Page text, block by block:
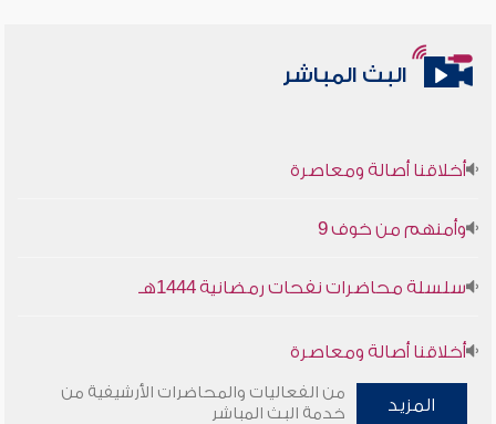
البث المباشر
أخلاقنا أصالة ومعاصرة
وأمنهم من خوف 9
سلسلة محاضرات نفحات رمضانية 1444هـ
أخلاقنا أصالة ومعاصرة
وأمنهم من خوف 9
المزيد
من الفعاليات والمحاضرات الأرشيفية من
خدمة البث المباشر